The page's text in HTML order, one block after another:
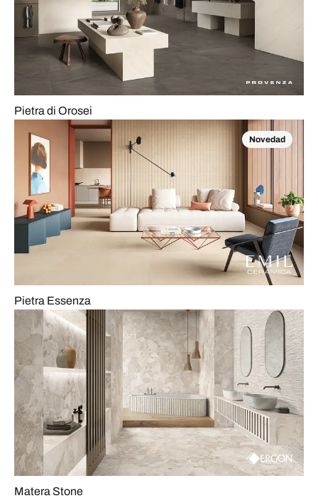
Pietra di Orosei
Novedad
Pietra Essenza
Matera Stone